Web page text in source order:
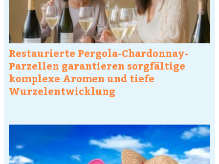
Restaurierte Pergola-Chardonnay-
Parzellen garantieren sorgfältige
komplexe Aromen und tiefe
Wurzelentwicklung